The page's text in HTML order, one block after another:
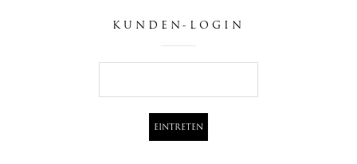
KUNDEN-LOGIN